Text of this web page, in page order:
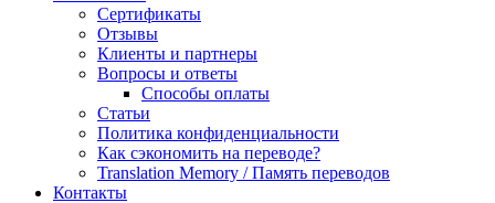
Сертификаты
Отзывы
Клиенты и партнеры
Вопросы и ответы
Способы оплаты
Статьи
Политика конфиденциальности
Как сэкономить на переводе?
Translation Memory / Память переводов
Контакты